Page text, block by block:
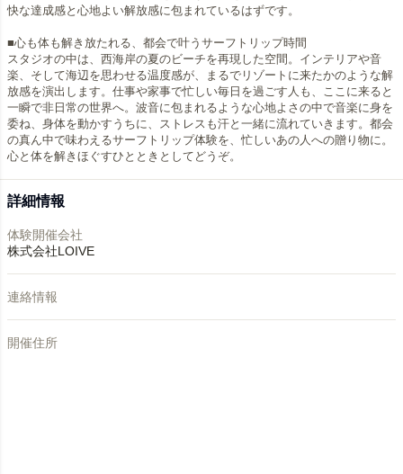
快な達成感と心地よい解放感に包まれているはずです。
■心も体も解き放たれる、都会で叶うサーフトリップ時間
スタジオの中は、西海岸の夏のビーチを再現した空間。インテリアや音
楽、そして海辺を思わせる温度感が、まるでリゾートに来たかのような解
放感を演出します。仕事や家事で忙しい毎日を過ごす人も、ここに来ると
一瞬で非日常の世界へ。波音に包まれるような心地よさの中で音楽に身を
委ね、身体を動かすうちに、ストレスも汗と一緒に流れていきます。都会
の真ん中で味わえるサーフトリップ体験を、忙しいあの人への贈り物に。
心と体を解きほぐすひとときとしてどうぞ。
詳細情報
体験開催会社
株式会社LOIVE
連絡情報
開催住所